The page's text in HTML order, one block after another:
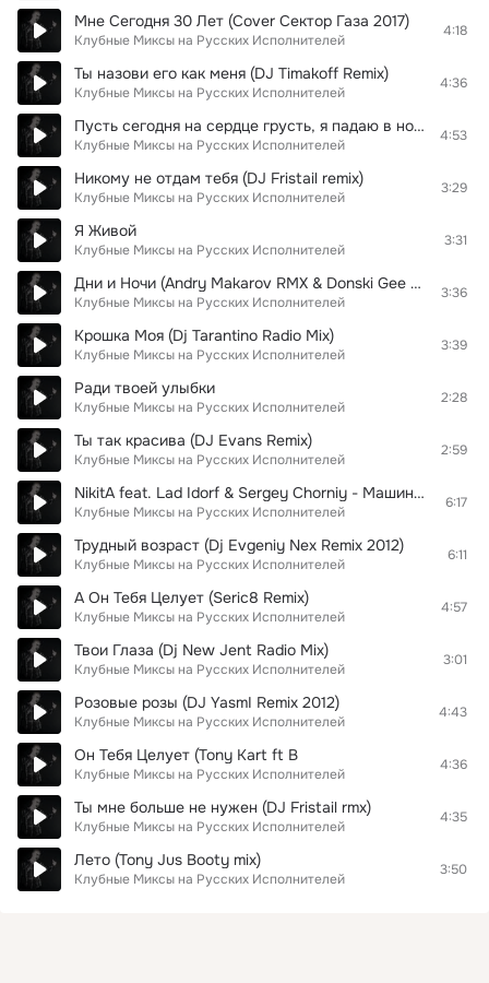
Мне Сегодня 30 Лет (Сover Сектор Газа 2017)
Клубные Миксы на Русских Исполнителей
4:18
Ты назови его как меня (DJ Timakoff Remix)
Клубные Миксы на Русских Исполнителей
4:36
Пусть сегодня на сердце грусть, я падаю в ночь без чувств....(Dfm mix 2010)
Клубные Миксы на Русских Исполнителей
4:53
Никому не отдам тебя (DJ Fristail remix)
Клубные Миксы на Русских Исполнителей
3:29
Я Живой
Клубные Миксы на Русских Исполнителей
3:31
Дни и Ночи (Andry Makarov RMX & Donski Gee Remake)
Клубные Миксы на Русских Исполнителей
3:36
Крошка Моя (Dj Tarantino Radio Mix)
Клубные Миксы на Русских Исполнителей
3:39
Ради твоей улыбки
Клубные Миксы на Русских Исполнителей
2:28
Ты так красива (DJ Evans Remix)
Клубные Миксы на Русских Исполнителей
2:59
NikitA feat. Lad Idorf & Sergey Chorniy - Машина (Black Club Mix)
Клубные Миксы на Русских Исполнителей
6:17
Трудный возраст (Dj Evgeniy Nex Remix 2012)
Клубные Миксы на Русских Исполнителей
6:11
А Он Тебя Целует (Seric8 Remix)
Клубные Миксы на Русских Исполнителей
4:57
Твои Глаза (Dj New Jent Radio Mix)
Клубные Миксы на Русских Исполнителей
3:01
Розовые розы (DJ YasmI Remix 2012)
Клубные Миксы на Русских Исполнителей
4:43
Он Тебя Целует (Tony Kart ft B
Клубные Миксы на Русских Исполнителей
4:36
Ты мне больше не нужен (DJ Fristail rmx)
Клубные Миксы на Русских Исполнителей
4:35
Лето (Tony Jus Booty mix)
Клубные Миксы на Русских Исполнителей
3:50